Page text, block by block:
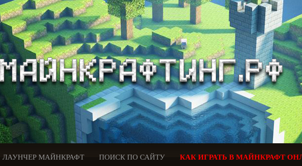
ЛАУНЧЕР МАЙНКРАФТ ПОИСК ПО САЙТУ КАК ИГРАТЬ В МАЙНКРАФТ